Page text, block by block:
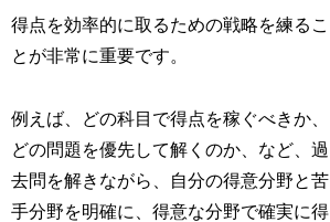
得点を効率的に取るための戦略を練るこ
とが非常に重要です。
例えば、どの科目で得点を稼ぐべきか、
どの問題を優先して解くのか、など、過
去問を解きながら、自分の得意分野と苦
手分野を明確に、得意な分野で確実に得